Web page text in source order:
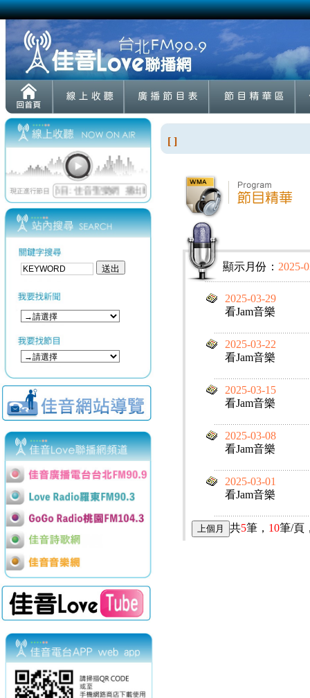
[ ]
顯示月份： 2025-
2025-03-29
看Jam音樂
2025-03-22
看Jam音樂
2025-03-15
看Jam音樂
2025-03-08
看Jam音樂
2025-03-01
看Jam音樂
共5筆， 10筆/頁